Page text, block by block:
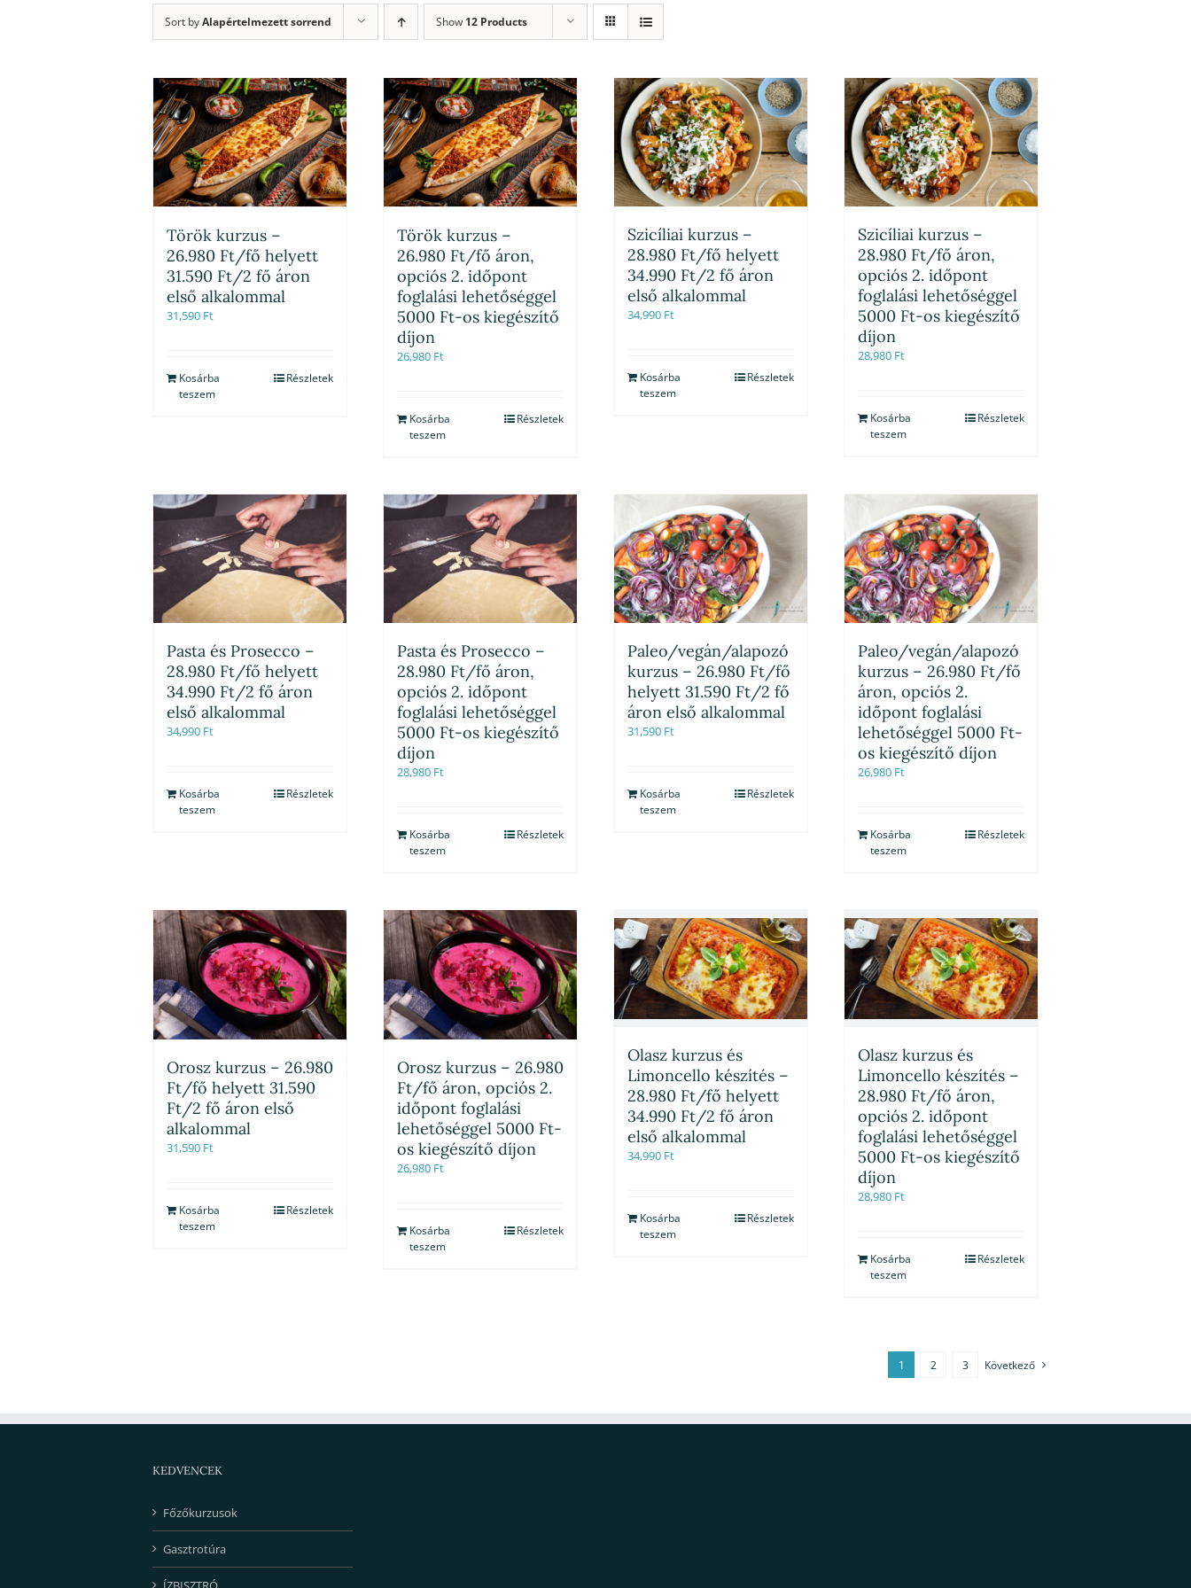
Sort byAlapértelmezett sorrend Show 12 Products
Török kurzus –
26.980 Ft/fő helyett
31.590 Ft/2 fő áron
első alkalommal
31,590 Ft
Kosárba
teszem
Részletek
Török kurzus –
26.980 Ft/fő áron,
opciós 2. időpont
foglalási lehetőséggel
5000 Ft-os kiegészítő
díjon
26,980 Ft
Kosárba
teszem
Részletek
Szicíliai kurzus –
28.980 Ft/fő helyett
34.990 Ft/2 fő áron
első alkalommal
34,990 Ft
Kosárba
teszem
Részletek
Szicíliai kurzus –
28.980 Ft/fő áron,
opciós 2. időpont
foglalási lehetőséggel
5000 Ft-os kiegészítő
díjon
28,980 Ft
Kosárba
teszem
Részletek
Pasta és Prosecco –
28.980 Ft/fő helyett
34.990 Ft/2 fő áron
első alkalommal
34,990 Ft
Kosárba
teszem
Részletek
Pasta és Prosecco –
28.980 Ft/fő áron,
opciós 2. időpont
foglalási lehetőséggel
5000 Ft-os kiegészítő
díjon
28,980 Ft
Kosárba
teszem
Részletek
Paleo/vegán/alapozó
kurzus – 26.980 Ft/fő
helyett 31.590 Ft/2 fő
áron első alkalommal
31,590 Ft
Kosárba
teszem
Részletek
Paleo/vegán/alapozó
kurzus – 26.980 Ft/fő
áron, opciós 2.
időpont foglalási
lehetőséggel 5000 Ft-
os kiegészítő díjon
26,980 Ft
Kosárba
teszem
Részletek
Orosz kurzus – 26.980
Ft/fő helyett 31.590
Ft/2 fő áron első
alkalommal
31,590 Ft
Kosárba
teszem
Részletek
Orosz kurzus – 26.980
Ft/fő áron, opciós 2.
időpont foglalási
lehetőséggel 5000 Ft-
os kiegészítő díjon
26,980 Ft
Kosárba
teszem
Részletek
Olasz kurzus és
Limoncello készítés –
28.980 Ft/fő helyett
34.990 Ft/2 fő áron
első alkalommal
34,990 Ft
Kosárba
teszem
Részletek
Olasz kurzus és
Limoncello készítés –
28.980 Ft/fő áron,
opciós 2. időpont
foglalási lehetőséggel
5000 Ft-os kiegészítő
díjon
28,980 Ft
Kosárba
teszem
Részletek
1 2 3 Következő
KEDVENCEK
Főzőkurzusok
Gasztrotúra